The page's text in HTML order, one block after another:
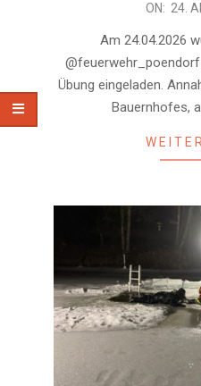
ON: 24.
Am 24.04.2026
Übung eingeladen.
Bauernhofes,